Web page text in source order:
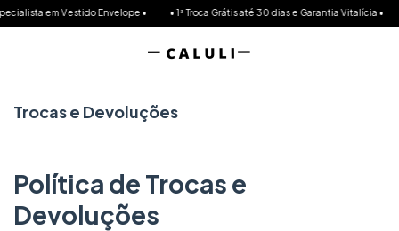
em Vestido Envelope • • 1ª Troca Grátis até 30 dias e Garantia Vitalícia •
Trocas e Devoluções
Política de Trocas e
Devoluções